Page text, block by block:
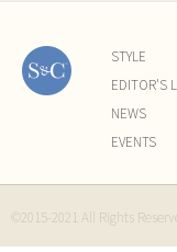
STYLE
EDITOR'S
NEWS
EVENTS
©2015-2021 All Rights